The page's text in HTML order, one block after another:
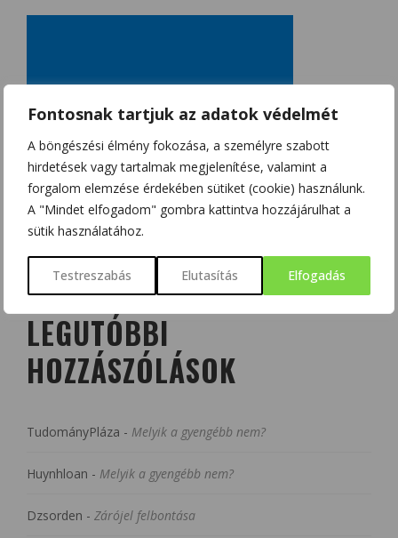
Fontosnak tartjuk az adatok védelmét
A böngészési élmény fokozása, a személyre szabott
hirdetések vagy tartalmak megjelenítése, valamint a
forgalom elemzése érdekében sütiket (cookie) használunk.
A "Mindet elfogadom" gombra kattintva hozzájárulhat a
sütik használatához.
Testreszabás Elutasítás Elfogadás
LEGUTÓBBI
HOZZÁSZÓLÁSOK
TudományPláza - Melyik a gyengébb nem?
Huynhloan - Melyik a gyengébb nem?
Dzsorden - Zárójel felbontása